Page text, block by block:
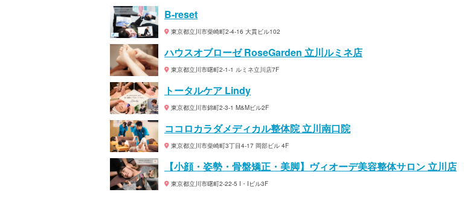
B-reset
東京都立川市柴崎町2-4-16 大貫ビル102
ハウスオブローゼ RoseGarden 立川ルミネ店
東京都立川市曙町2-1-1 ルミネ立川店7F
トータルケア Lindy
東京都立川市錦町2-3-1 M&Mビル2F
ココロカラダメディカル整体院 立川南口院
東京都立川市柴崎町3丁目4-17 岡部ビル 4F
【小顔・姿勢・骨盤矯正・美脚】ヴィオーデ美容整体サロン 立川店
東京都立川市曙町2-22-5 I・Iビル3F